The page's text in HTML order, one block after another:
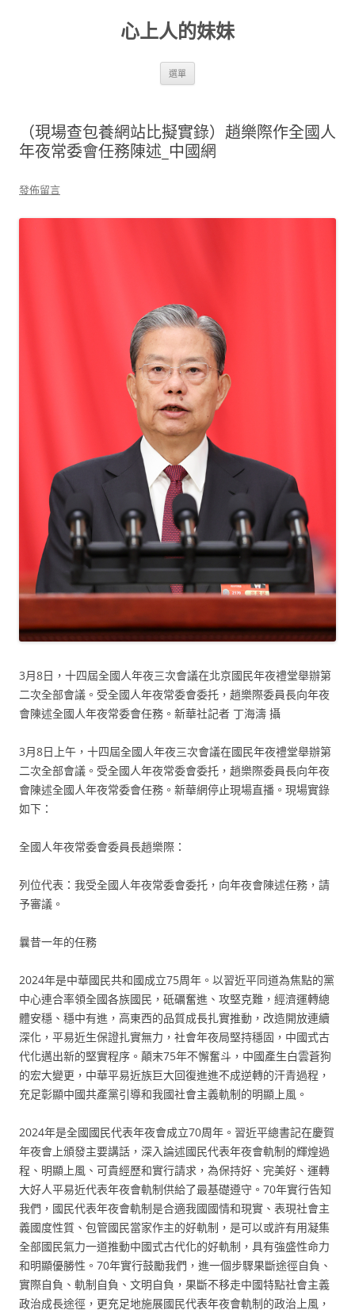
心上人的妹妹
選單
（現場查包養網站比擬實錄）趙樂際作全國人
年夜常委會任務陳述_中國網
發佈留言
3月8日，十四屆全國人年夜三次會議在北京國民年夜禮堂舉辦第
二次全部會議。受全國人年夜常委會委托，趙樂際委員長向年夜
會陳述全國人年夜常委會任務。新華社記者 丁海濤 攝
3月8日上午，十四屆全國人年夜三次會議在國民年夜禮堂舉辦第
二次全部會議。受全國人年夜常委會委托，趙樂際委員長向年夜
會陳述全國人年夜常委會任務。新華網停止現場直播。現場實錄
如下：
全國人年夜常委會委員長趙樂際：
列位代表：我受全國人年夜常委會委托，向年夜會陳述任務，請
予審議。
曩昔一年的任務
2024年是中華國民共和國成立75周年。以習近平同道為焦點的黨
中心連合率領全國各族國民，砥礪奮進、攻堅克難，經濟運轉總
體安穩、穩中有進，高東西的品質成長扎實推動，改造開放連續
深化，平易近生保證扎實無力，社會年夜局堅持穩固，中國式古
代化邁出新的堅實程序。顛末75年不懈奮斗，中國產生白雲蒼狗
的宏大變更，中華平易近族巨大回復進進不成逆轉的汗青過程，
充足彰顯中國共產黨引導和我國社會主義軌制的明顯上風。
2024年是全國國民代表年夜會成立70周年。習近平總書記在慶賀
年夜會上頒發主要講話，深入論述國民代表年夜會軌制的輝煌過
程、明顯上風、可貴經歷和實行請求，為保持好、完美好、運轉
大好人平易近代表年夜會軌制供給了最基礎遵守。70年實行告知
我們，國民代表年夜會軌制是合適我國國情和現實、表現社會主
義國度性質、包管國民當家作主的好軌制，是可以或許有用凝集
全部國民氣力一道推動中國式古代化的好軌制，具有強盛性命力
和明顯優勝性。70年實行鼓勵我們，進一個步驟果斷途徑自負、
實際自負、軌制自負、文明自負，果斷不移走中國特點社會主義
政治成長途徑，更充足地施展國民代表年夜會軌制的政治上風，